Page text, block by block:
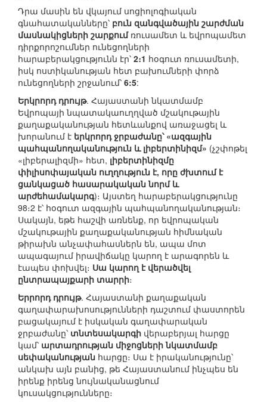
Դրա մասին են վկայում սոցիոլոգիական
գնահատականները՝ բուն զանգվածային շարժման
մասնակիցների շարքումռուսամետ և եվրոպամետ
դիրքորոշումներ ունեցողների
հարաբերակցությունն էր՝ 2։1 հօգուտ ռուսամետի,
իսկ ոստիկանության հետ բախումների փորձ
ունեցողների շրջանում՝ 6:5:
Երկրորդ դրույթ. Հայաստանի նկատմամբ
Եվրոպայի նպատակաուղղված մշակութային
քաղաքականության հետևանքով առաջացել և
խորանում է երկրորդ ջրբաժանը՝ «ազգային
պահպանողականություն և լիբերտինիզմ» (չշփոթել
«լիբերալիզմի» հետ, լիբերտինիզմը
փիլիսոփայական ուղղություն է, որը ժխտում է
ցանկացած հասարակական նորմ և
արժեհամակարգ)։ Այստեղ հարաբերակցությունը
98։2 է՝ հօգուտ ազգային պահպանողականության։
Սակայն, եթե հաշվի առնենք, որ եվրոպական
մշակութային քաղաքականության հիմնական
թիրախն անչափահասներն են, ապա մոտ
ապագայում իրավիճակը կարող է արագորեն և
էապես փոխվել։ Սա կարող է վերածվել
ընտրապայքարի տարրի։
Երրորդ դրույթ. Հայաստանի քաղաքական
գաղափարախոսությունների դաշտում փաստորեն
բացակայում է իսկական գաղափարական
ջրբաժանը՝ տնտեսակարգի վերաբերյալ հարցը
կամ՝ արտադրության միջոցների նկատմամբ
սեփականության հարցը։ Սա է իրականությունը՝
անկախ այն բանից, թե Հայաստանում ինչպես են
իրենք իրենց նույնականացնում
կուսակցությունները։